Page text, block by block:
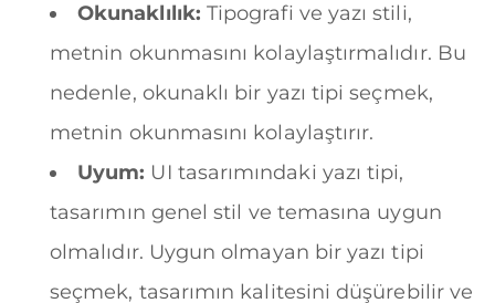
Okunaklılık: Tipografi ve yazı stili,
metnin okunmasını kolaylaştırmalıdır. Bu
nedenle, okunaklı bir yazı tipi seçmek,
metnin okunmasını kolaylaştırır.
Uyum: UI tasarımındaki yazı tipi,
tasarımın genel stil ve temasına uygun
olmalıdır. Uygun olmayan bir yazı tipi
seçmek, tasarımın kalitesini düşürebilir ve